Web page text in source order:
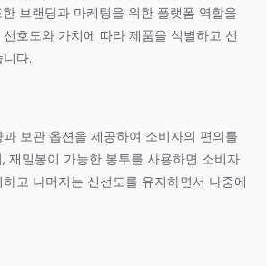
브랜딩과 마케팅을 위한 플랫폼 역할을
호도와 가치에 따라 제품을 식별하고 선
다.
보관 옵션을 제공하여 소비자의 편의를
재밀봉이 가능한 봉투를 사용하면 소비자
고 나머지는 신선도를 유지하면서 나중에